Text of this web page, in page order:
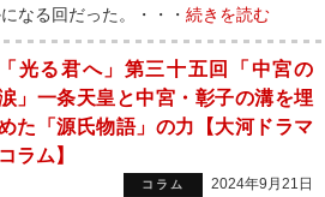
なる回だった。・・・ 続きを読む
「光る君へ」第三十五回「中宮の
」一条天皇と中宮・彰子の溝を埋
た「源氏物語」の力【大河ドラマ
コラム】
コラム 2024年9月21日